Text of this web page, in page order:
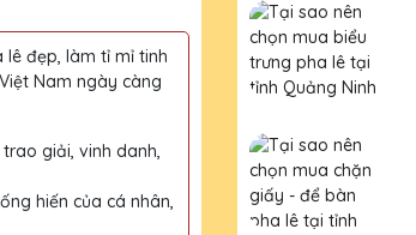
lê đẹp, làm tỉ mỉ tinh
Nam ngày càng
giải, vinh danh,
hiến của cá nhân,